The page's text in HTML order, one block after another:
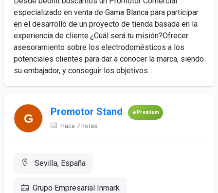
especializado en venta de Gama Blanca para participar
en el desarrollo de un proyecto de tienda basada en la
experiencia de cliente.¿Cuál será tu misión?Ofrecer
asesoramiento sobre los electrodomésticos a los
potenciales clientes para dar a conocer la marca, siendo
su embajador, y conseguir los objetivos...
Promotor Stand Premium
Hace 7 horas
Sevilla, España
Grupo Empresarial Inmark